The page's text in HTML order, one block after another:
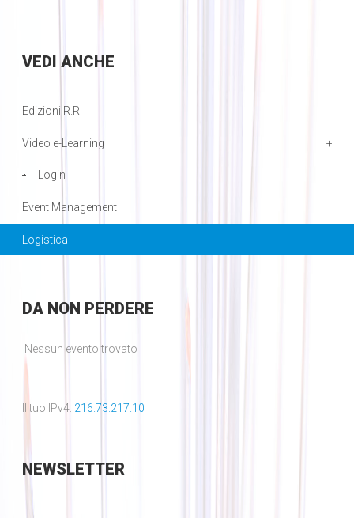
VEDI ANCHE
Edizioni R.R
Video e-Learning
Login
Event Management
Logistica
DANON PERDERE
Nessun evento trovato
Il tuo IPv4: 216.73.217.10
NEWSLETTER